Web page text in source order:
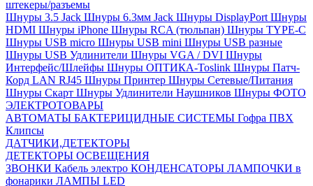
штекеры/разъемы
Шнуры 3.5 Jack Шнуры 6.3мм Jack Шнуры DisplayPort Шнуры
HDMI Шнуры iPhone Шнуры RCA (тюльпан) Шнуры TYPE-C
Шнуры USB micro Шнуры USB mini Шнуры USB разные
Шнуры USB Удлинители Шнуры VGA / DVI Шнуры
Интерфейс/Шлейфы Шнуры ОПТИКА-Toslink Шнуры Патч-
Корд LAN RJ45 Шнуры Принтер Шнуры Сетевые/Питания
Шнуры Скарт Шнуры Удлинители Наушников Шнуры ФОТО
ЭЛЕКТРОТОВАРЫ
АВТОМАТЫ БАКТЕРИЦИДНЫЕ СИСТЕМЫ Гофра ПВХ
Клипсы
ДАТЧИКИ,ДЕТЕКТОРЫ
ДЕТЕКТОРЫ ОСВЕЩЕНИЯ
ЗВОНКИ Кабель электро КОНДЕНСАТОРЫ ЛАМПОЧКИ в
фонарики ЛАМПЫ LED